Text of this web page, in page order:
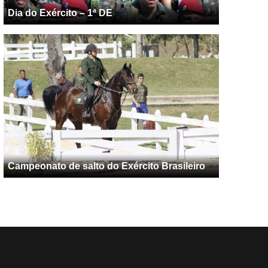
Dia do Exército – 1ª DE
Campeonato de salto do Exército Brasileiro